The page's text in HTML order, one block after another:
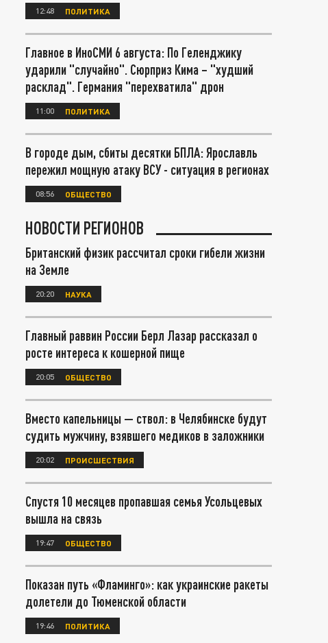
12:48 ПОЛИТИКА
Главное в ИноСМИ 6 августа: По Геленджику
ударили "случайно". Сюрприз Кима – "худший
расклад". Германия "перехватила" дрон
11:00 ПОЛИТИКА
В городе дым, сбиты десятки БПЛА: Ярославль
пережил мощную атаку ВСУ - ситуация в регионах
08:56 ОБЩЕСТВО
НОВОСТИ РЕГИОНОВ
Британский физик рассчитал сроки гибели жизни
на Земле
20:20 НАУКА
Главный раввин России Берл Лазар рассказал о
росте интереса к кошерной пище
20:05 ОБЩЕСТВО
Вместо капельницы — ствол: в Челябинске будут
судить мужчину, взявшего медиков в заложники
20:02 ПРОИСШЕСТВИЯ
Спустя 10 месяцев пропавшая семья Усольцевых
вышла на связь
19:47 ОБЩЕСТВО
Показан путь «Фламинго»: как украинские ракеты
долетели до Тюменской области
19:46 ПОЛИТИКА